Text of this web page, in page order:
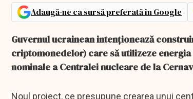
Adaugă-ne ca sursă preferată în Google
Guvernul ucrainean intenționează
criptomonedelor) care să utilizeze
nominale a Centralei nucleare de la
Noul proiect, ce presupune crearea unui